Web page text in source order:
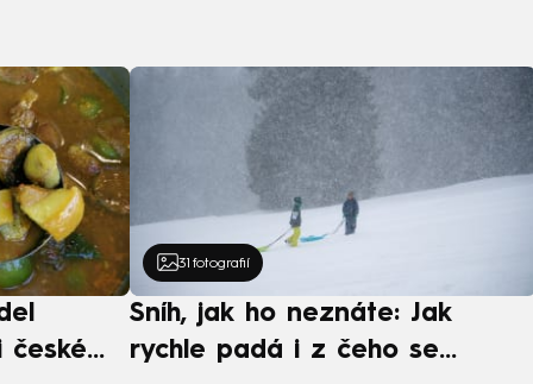
české
31 fotografií
Sníh, jak ho neznáte: Jak
rychle padá i z čeho se